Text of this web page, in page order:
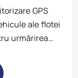
GPS
ale flotei
urmărirea…